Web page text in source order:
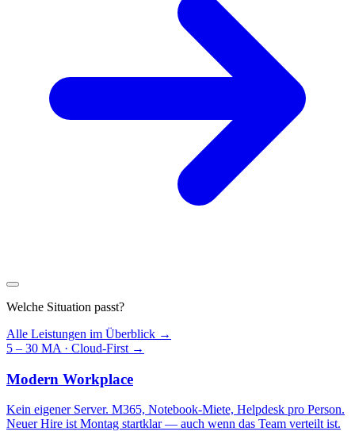
Welche Situation passt?
Alle Leistungen im Überblick →
5 – 30 MA · Cloud-First →
Modern Workplace
Kein eigener Server. M365, Notebook-Miete, Helpdesk pro Person.
Neuer Hire ist Montag startklar — auch wenn das Team verteilt ist.